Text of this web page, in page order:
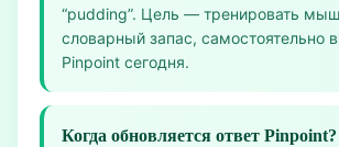
“pudding”. Цель — тренировать
словарный запас, самостоятельно
Pinpoint сегодня.
Когда обновляется ответ Pinpoint?